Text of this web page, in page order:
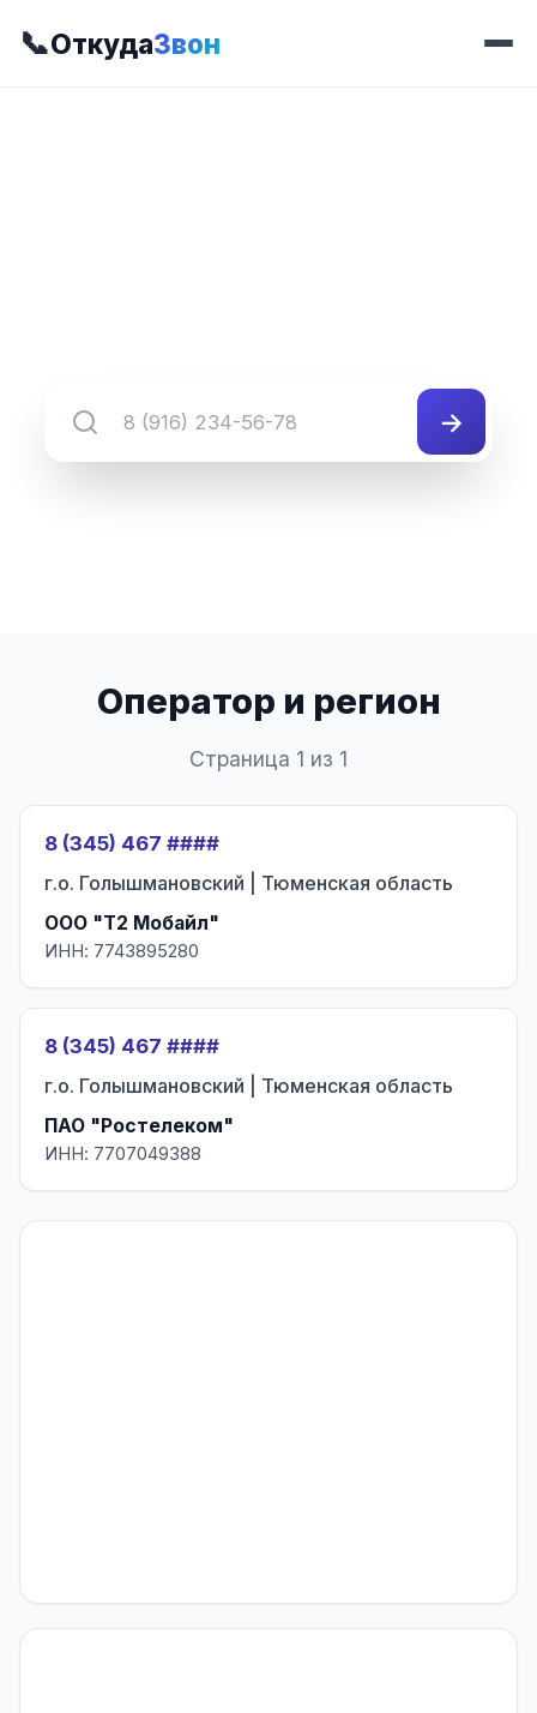
📞ОткудаЗвон
→
Оператор и регион
Страница 1 из 1
8 (345) 467 ####
г.о. Голышмановский | Тюменская область
ООО "Т2 Мобайл"
ИНН: 7743895280
8 (345) 467 ####
г.о. Голышмановский | Тюменская область
ПАО "Ростелеком"
ИНН: 7707049388